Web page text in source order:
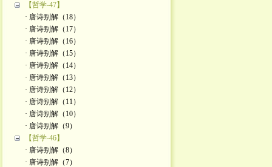
【哲学-47】
· 唐诗别解（18）
· 唐诗别解（17）
· 唐诗别解（16）
· 唐诗别解（15）
· 唐诗别解（14）
· 唐诗别解（13）
· 唐诗别解（12）
· 唐诗别解（11）
· 唐诗别解（10）
· 唐诗别解（9）
【哲学-46】
· 唐诗别解（8）
· 唐诗别解（7）